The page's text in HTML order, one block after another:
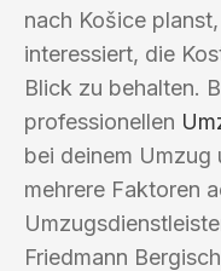
nach Košice
interessiert, die
Blick zu behalten.
professionellen
bei deinem
mehrere Faktoren
Friedmann